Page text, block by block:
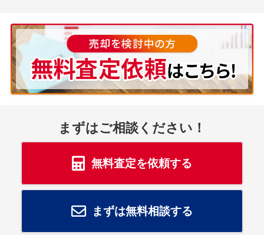
まずはご相談ください！
無料査定を依頼する
まずは無料相談する